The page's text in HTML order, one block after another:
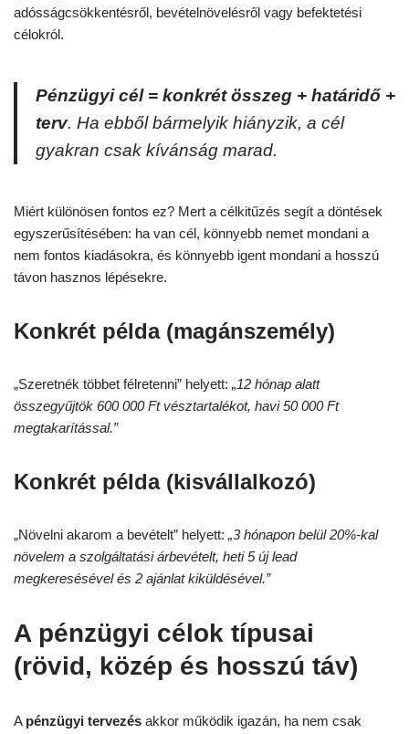
adósságcsökkentésről, bevételnövelésről vagy befektetési
célokról.
Pénzügyi cél = konkrét összeg + határidő +
terv. Ha ebből bármelyik hiányzik, a cél
gyakran csak kívánság marad.
Miért különösen fontos ez? Mert a célkitűzés segít a döntések
egyszerűsítésében: ha van cél, könnyebb nemet mondani a
nem fontos kiadásokra, és könnyebb igent mondani a hosszú
távon hasznos lépésekre.
Konkrét példa (magánszemély)
„Szeretnék többet félretenni” helyett: „12 hónap alatt
összegyűjtök 600 000 Ft vésztartalékot, havi 50 000 Ft
megtakarítással.”
Konkrét példa (kisvállalkozó)
„Növelni akarom a bevételt” helyett: „3 hónapon belül 20%-kal
növelem a szolgáltatási árbevételt, heti 5 új lead
megkeresésével és 2 ajánlat kiküldésével.”
A pénzügyi célok típusai
(rövid, közép és hosszú táv)
A pénzügyi tervezés akkor működik igazán, ha nem csak